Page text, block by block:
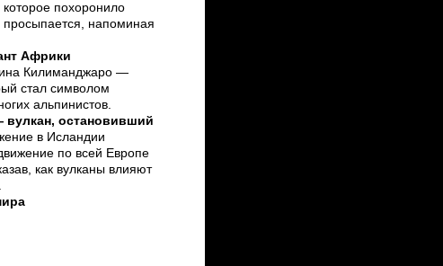
похоронило
напоминая
Африки
Килиманджаро —
стал символом
альпинистов.
остановивший
в Исландии
по всей Европе
как вулканы влияют